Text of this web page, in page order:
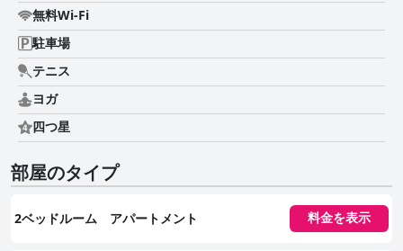
無料Wi-Fi
駐車場
テニス
ヨガ
四つ星
部屋のタイプ
2ベッドルーム アパートメント 料金を表示